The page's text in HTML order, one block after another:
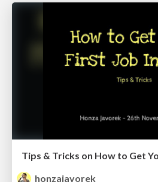
Tips & Tricks on How to Get
honzajavorek